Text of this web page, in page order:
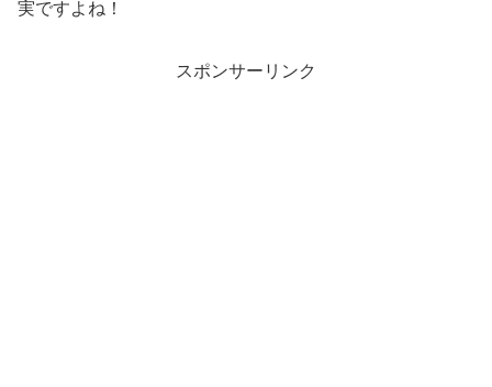
実ですよね！
スポンサーリンク